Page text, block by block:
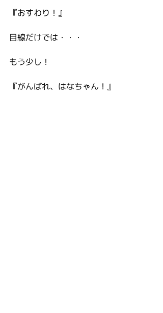
『おすわり！』
目線だけでは・・・
もう少し！
『がんばれ、はなちゃん！』